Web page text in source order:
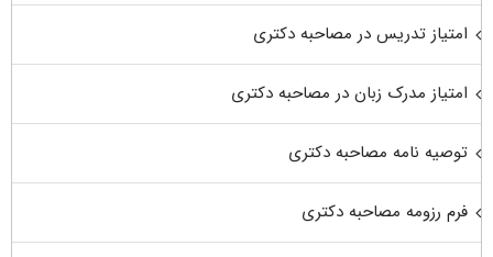
امتیاز تدریس در مصاحبه دکتری
امتیاز مدرک زبان در مصاحبه دکتری
توصیه نامه مصاحبه دکتری
فرم رزومه مصاحبه دکتری